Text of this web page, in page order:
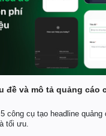
đề và mô tả quảng cáo
công cụ tạo headline quảng
tối ưu.